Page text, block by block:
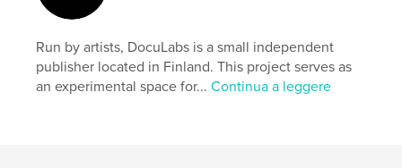
Funzionalità e dettagli
Categoria principale: Libri d'arte e fotografia
Formato del progetto: US Letter, 22×28 cm
N° di pagine:24
Run by artists, DocuLabs is a small independent
publisher located in Finland. This project serves as
an experimental space for...Continua a leggere